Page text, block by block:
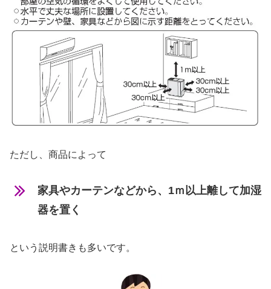
ただし、商品によって
家具やカーテンなどから、1ｍ以上離して加湿
器を置く
という説明書きも多いです。